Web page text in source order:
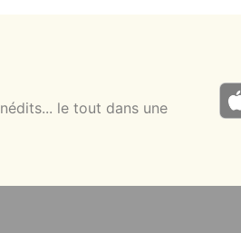
le tout dans une